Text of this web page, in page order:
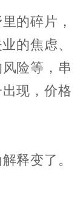
的碎片，
的焦虑、
险等，串
现，价格
释变了。